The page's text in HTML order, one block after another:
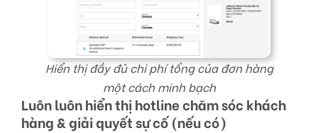
Hiển thị đầy đủ chi phí tổng của đơn hàng
một cách minh bạch
Luôn luôn hiển thị hotline chăm sóc khách
hàng & giải quyết sự cố (nếu có)